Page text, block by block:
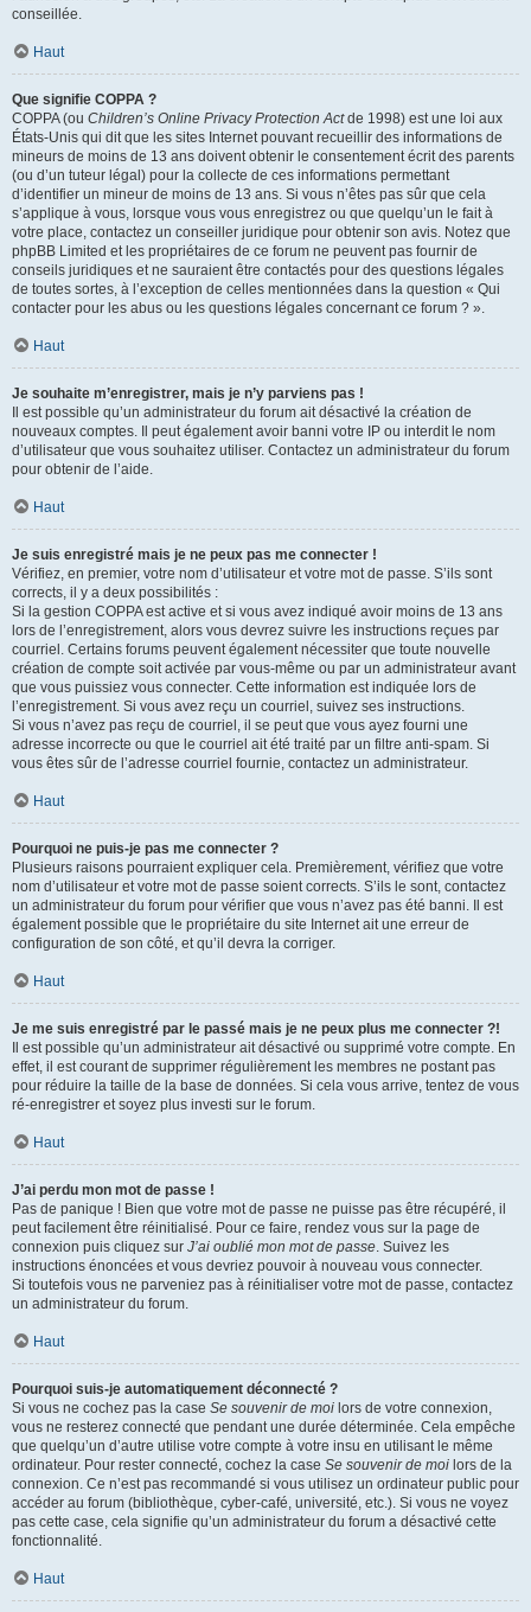
conseillée.
Haut
Que signifie COPPA ?
COPPA (ou Children’s Online Privacy Protection Actde 1998) est une loi aux
États-Unis qui dit que les sites Internet pouvant recueillir des informations de
mineurs de moins de 13 ans doivent obtenir le consentement écrit des parents
(ou d’un tuteur légal) pour la collecte de ces informations permettant
d’identifier un mineur de moins de 13 ans. Si vous n’êtes pas sûr que cela
s’applique à vous, lorsque vous vous enregistrez ou que quelqu’un le fait à
votre place, contactez un conseiller juridique pour obtenir son avis. Notez que
phpBB Limited et les propriétaires de ce forum ne peuvent pas fournir de
conseils juridiques et ne sauraient être contactés pour des questions légales
de toutes sortes, à l’exception de celles mentionnées dans la question « Qui
contacter pour les abus ou les questions légales concernant ce forum ? ».
Haut
Je souhaite m’enregistrer, mais je n’y parviens pas !
Il est possible qu’un administrateur du forum ait désactivé la création de
nouveaux comptes. Il peut également avoir banni votre IP ou interdit le nom
d’utilisateur que vous souhaitez utiliser. Contactez un administrateur du forum
pour obtenir de l’aide.
Haut
Je suis enregistré mais je ne peux pas me connecter !
Vérifiez, en premier, votre nom d’utilisateur et votre mot de passe. S’ils sont
corrects, il y a deux possibilités :
Si la gestion COPPA est active et si vous avez indiqué avoir moins de 13 ans
lors de l’enregistrement, alors vous devrez suivre les instructions reçues par
courriel. Certains forums peuvent également nécessiter que toute nouvelle
création de compte soit activée par vous-même ou par un administrateur avant
que vous puissiez vous connecter. Cette information est indiquée lors de
l’enregistrement. Si vous avez reçu un courriel, suivez ses instructions.
Si vous n’avez pas reçu de courriel, il se peut que vous ayez fourni une
adresse incorrecte ou que le courriel ait été traité par un filtre anti-spam. Si
vous êtes sûr de l’adresse courriel fournie, contactez un administrateur.
Haut
Pourquoi ne puis-je pas me connecter ?
Plusieurs raisons pourraient expliquer cela. Premièrement, vérifiez que votre
nom d’utilisateur et votre mot de passe soient corrects. S’ils le sont, contactez
un administrateur du forum pour vérifier que vous n’avez pas été banni. Il est
également possible que le propriétaire du site Internet ait une erreur de
configuration de son côté, et qu’il devra la corriger.
Haut
Je me suis enregistré par le passé mais je ne peux plus me connecter ?!
Il est possible qu’un administrateur ait désactivé ou supprimé votre compte. En
effet, il est courant de supprimer régulièrement les membres ne postant pas
pour réduire la taille de la base de données. Si cela vous arrive, tentez de vous
ré-enregistrer et soyez plus investi sur le forum.
Haut
J’ai perdu mon mot de passe !
Pas de panique ! Bien que votre mot de passe ne puisse pas être récupéré, il
peut facilement être réinitialisé. Pour ce faire, rendez vous sur la page de
connexion puis cliquez sur J’ai oublié mon mot de passe. Suivez les
instructions énoncées et vous devriez pouvoir à nouveau vous connecter.
Si toutefois vous ne parveniez pas à réinitialiser votre mot de passe, contactez
un administrateur du forum.
Haut
Pourquoi suis-je automatiquement déconnecté ?
Si vous ne cochez pas la case Se souvenir de moi lors de votre connexion,
vous ne resterez connecté que pendant une durée déterminée. Cela empêche
que quelqu’un d’autre utilise votre compte à votre insu en utilisant le même
ordinateur. Pour rester connecté, cochez la case Se souvenir de moi lors de la
connexion. Ce n’est pas recommandé si vous utilisez un ordinateur public pour
accéder au forum (bibliothèque, cyber-café, université, etc.). Si vous ne voyez
pas cette case, cela signifie qu’un administrateur du forum a désactivé cette
fonctionnalité.
Haut